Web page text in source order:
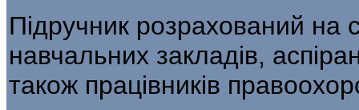
Підручник розрахований на
навчаль­них закладів,
також працівників